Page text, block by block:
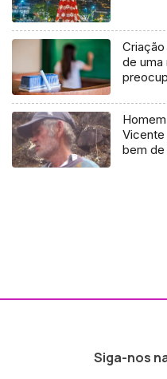
de uma
bem de
Siga-nos